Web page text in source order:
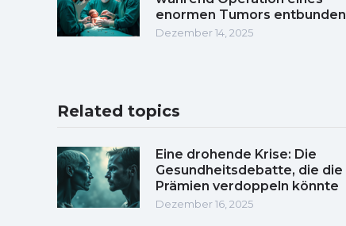
enormen Tumors entbunden
Dezember 14, 2025
Related topics
Eine drohende Krise: Die
Gesundheitsdebatte, die die
Prämien verdoppeln könnte
Dezember 16, 2025